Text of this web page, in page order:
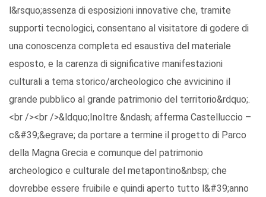
l&rsquo;assenza di esposizioni innovative che, tramite
supporti tecnologici, consentano al visitatore di godere di
una conoscenza completa ed esaustiva del materiale
esposto, e la carenza di significative manifestazioni
culturali a tema storico/archeologico che avvicinino il
grande pubblico al grande patrimonio del territorio&rdquo;.
<br /><br />&ldquo;Inoltre &ndash; afferma Castelluccio –
c&#39;&egrave; da portare a termine il progetto di Parco
della Magna Grecia e comunque del patrimonio
archeologico e culturale del metapontino&nbsp; che
dovrebbe essere fruibile e quindi aperto tutto l&#39;anno